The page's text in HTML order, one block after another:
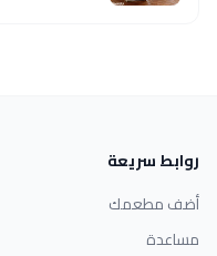
روابط سريعة
أضف مطعمك
مساعدة